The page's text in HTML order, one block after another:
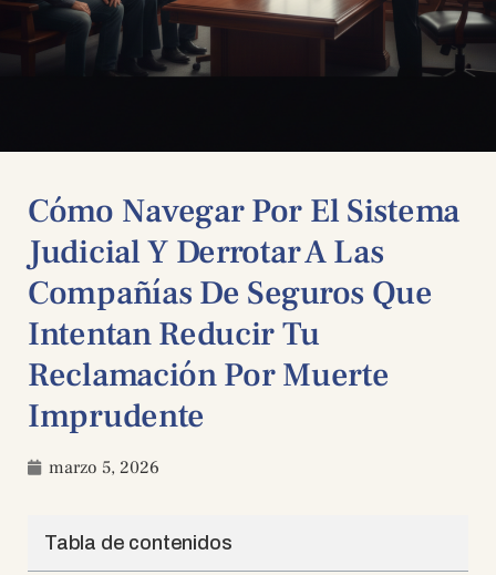
Cómo Navegar Por El Sistema
Judicial Y Derrotar A Las
Compañías De Seguros Que
Intentan Reducir Tu
Reclamación Por Muerte
Imprudente
marzo 5, 2026
Tabla de contenidos